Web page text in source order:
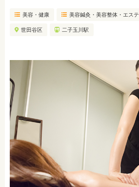
美容・健康
おでかけ
生活
美容・健康 美容鍼灸・美容整体・エステ
世田谷区 二子玉川駅